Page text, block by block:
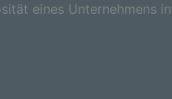
eines Unternehmens